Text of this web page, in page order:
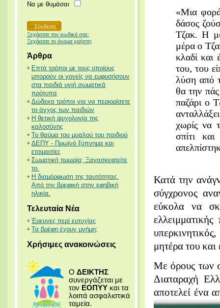
Να με θυμάσαι
Ξεχάσατε τον κωδικό σας;
Ξεχάσατε το όνομα χρήστη;
Άρθρα
Επτά τρόποι με τους οποίους
μπορούν οι γονείς να εμφυσήσουν
στα παιδιά υγιή σωματικά
πρότυπα
Δώδεκα τρόποι για να περιορίσετε
το άγχος των παιδιών
Η θετική ψυχολογία της
καλοσύνης
Το θαύμα του μυαλού του παιδιού
ΔΕΠΥ - Πρωϊνό ξύπνημα και
ετοιμασίες
Σωματική τιμωρία; Ξανασκεφτείτε
το.
Η διαμόρφωση της ταυτότητας.
Από την βρεφική στην εφηβική
ηλικία.
Τελευταία Νέα
Έρευνες περί ευτυχίας
Τα βρέφη έχουν μνήμη;
Χρήσιμες ανακοινώσεις
Ο ΔΕΙΚΤΗΣ
συνεργάζεται με
τον ΕΟΠΥΥ και τα
λοιπά ασφαλιστικά
ταμεία.
«Μια
δάσος
Τζακ. Η
μέρα ο
κλαδί
του, του
λύση από
θα την
παζάρι ο
χωρίς να
σπίτι
Κατά την
σύγχρονος
εύκολα να
μητέρα του
Με όρους των
Διαταραχή
αποτελεί ένα